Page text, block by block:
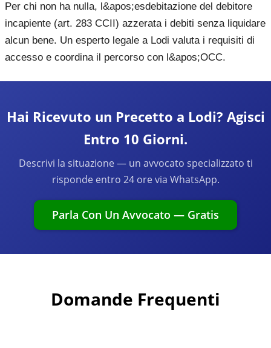
Per chi non ha nulla, l&apos;esdebitazione del debitore
incapiente (art. 283 CCII) azzerata i debiti senza liquidare
alcun bene. Un esperto legale a Lodi valuta i requisiti di
accesso e coordina il percorso con l&apos;OCC.
Hai Ricevuto un Precetto a Lodi? Agisci
Entro 10 Giorni.
Descrivi la situazione — un avvocato specializzato ti
risponde entro 24 ore via WhatsApp.
Parla Con Un Avvocato — Gratis
Domande Frequenti